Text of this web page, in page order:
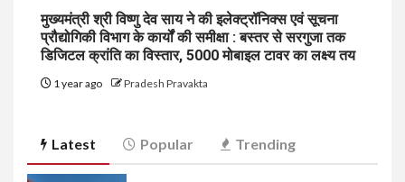
मुख्यमंत्री श्री विष्णु देव साय ने की इलेक्ट्रॉनिक्स एवं सूचना
प्रौद्योगिकी विभाग के कार्यों की समीक्षा : बस्तर से सरगुजा तक
डिजिटल क्रांति का विस्तार, 5000 मोबाइल टावर का लक्ष्य तय
1 year ago Pradesh Pravakta
Latest Popular Trending